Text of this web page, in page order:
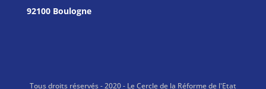
92100 Boulogne
Tous droits réservés - 2020 - Le Cercle de la Réforme de l'Etat